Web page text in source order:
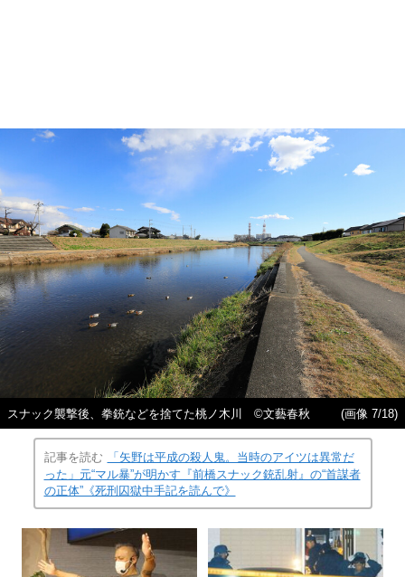
スナック襲撃後、拳銃などを捨てた桃ノ木川 ©️文藝春秋 (画像 7/18)
記事を読む
「矢野は平成の殺人鬼。当時のアイツは異常だ
った」元“マル暴”が明かす『前橋スナック銃乱射』の“首謀者
の正体”《死刑囚獄中手記を読んで》